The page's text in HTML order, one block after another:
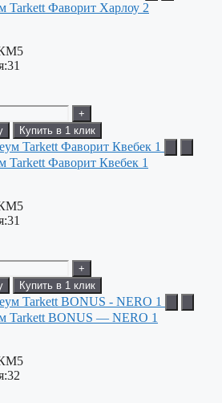
Tarkett Фаворит Харлоу 2
31
+
Купить в 1 клик
Tarkett Фаворит Квебек 1
31
+
Купить в 1 клик
Tarkett BONUS — NERO 1
32